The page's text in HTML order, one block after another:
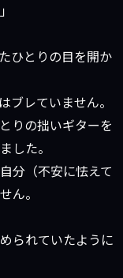
ひとりの目を開か
ブレていません。
りの拙いギターを
した。
分（不安に怯えて
ん。
られていたように